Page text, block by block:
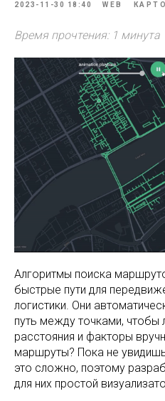
2023-11-30 18:40 WEB
Время прочтения: 1 минута
Алгоритмы поиска
быстрые пути для
логистики. Они
путь между точками, чтобы
расстояния и факторы
маршруты? Пока не
это сложно, поэтому
для них простой